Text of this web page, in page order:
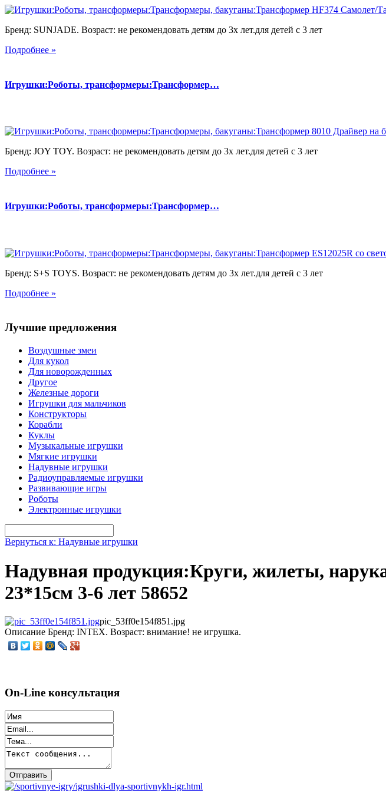
Бренд: SUNJADE. Возраст: не рекомендовать детям до 3х лет.для детей с 3 лет
Подробнее »
Игрушки:Роботы, трансформеры:Трансформер…
Бренд: JOY TOY. Возраст: не рекомендовать детям до 3х лет.для детей с 3 лет
Подробнее »
Игрушки:Роботы, трансформеры:Трансформер…
Бренд: S+S TOYS. Возраст: не рекомендовать детям до 3х лет.для детей с 3 лет
Подробнее »
Лучшие предложения
Воздушные змеи
Для кукол
Для новорожденных
Другое
Железные дороги
Игрушки для мальчиков
Конструкторы
Корабли
Куклы
Музыкальные игрушки
Мягкие игрушки
Надувные игрушки
Радиоуправляемые игрушки
Развивающие игры
Роботы
Электронные игрушки
Вернуться к: Надувные игрушки
Надувная продукция:Круги, жилеты,
23*15см 3-6 лет 58652
pic_53ff0e154f851.jpg
Описание Бренд: INTEX. Возраст: внимание! не игрушка.
On-Line консультация